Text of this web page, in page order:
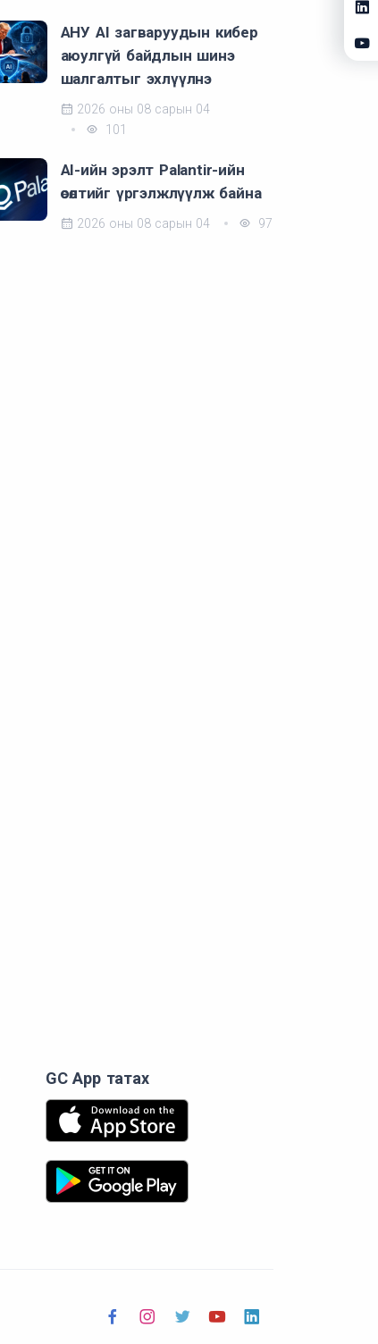
АНУ AI загваруудын кибер
аюулгүй байдлын шинэ
шалгалтыг эхлүүлнэ
2026 оны 08 сарын 04
101
AI-ийн эрэлт Palantir-ийн
өсөлтийг үргэлжлүүлж байна
2026 оны 08 сарын 04 97
GC App татах